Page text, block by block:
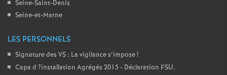
r
Seine-Saint-Denis
Seine-et-Marne
LES PERSONNELS
Signature des VS : La vigilance s’impose!
Capa d ?installation Agrégés 2015 - Déclaration FSU.